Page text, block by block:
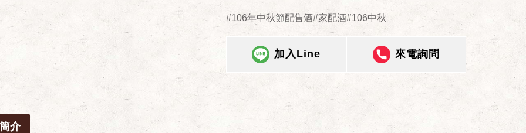
#106年中秋節配售酒#家配酒#106中秋
加入Line 來電詢問
介